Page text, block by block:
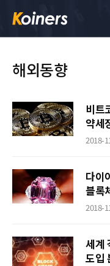
해외동향
비트
약세
2018-
다이
블록
2018-
세계
도입